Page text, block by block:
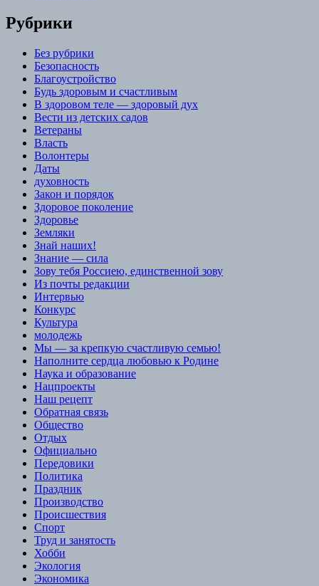
Рубрики
Без рубрики
Безопасность
Благоустройство
Будь здоровым и счастливым
В здоровом теле — здоровый дух
Вести из детских садов
Ветераны
Власть
Волонтеры
Даты
духовность
Закон и порядок
Здоровое поколение
Здоровье
Земляки
Знай наших!
Знание — сила
Зову тебя Россиею, единственной зову
Из почты редакции
Интервью
Конкурс
Культура
молодежь
Мы — за крепкую счастливую семью!
Наполните сердца любовью к Родине
Наука и образование
Нацпроекты
Наш рецепт
Обратная связь
Общество
Отдых
Официально
Передовики
Политика
Праздник
Производство
Происшествия
Спорт
Труд и занятость
Хобби
Экология
Экономика